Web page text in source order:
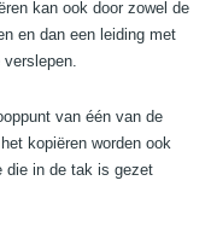
kan ook door zowel de
en dan een leiding met
van één van de
kopiëren worden ook
die in de tak is gezet